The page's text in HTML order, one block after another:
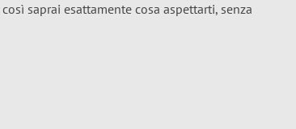
così saprai esattamente cosa aspettarti, senza